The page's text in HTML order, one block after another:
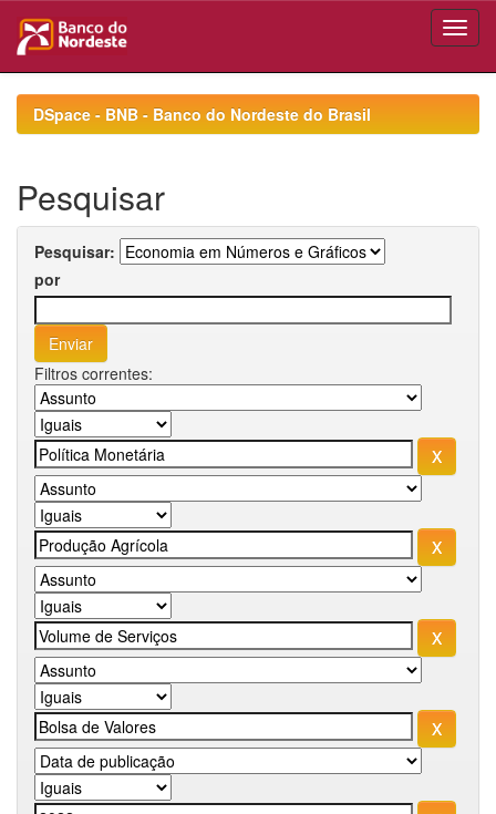
navigationDSpace - BNB - Banco do Nordeste do Brasil
Pesquisar
Pesquisar:
por
Filtros correntes: